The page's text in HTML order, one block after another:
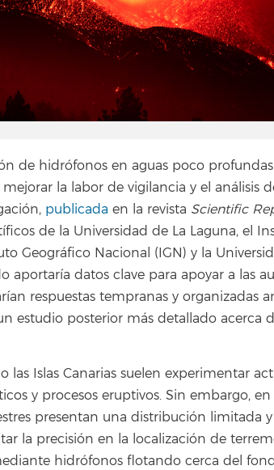
de hidrófonos en aguas poco
la labor de vigilancia y el análisis
publicada en la revista Scientific
de la Universidad de La Laguna, el
Geográfico Nacional (IGN) y la
aportaría datos clave para apoyar a las
respuestas tempranas y organizadas
estudio posterior más detallado acerca
las Islas Canarias suelen experimentar
y procesos eruptivos. Sin embargo, en
presentan una distribución limitada
la precisión en la localización de
hidrófonos flotando cerca del